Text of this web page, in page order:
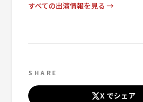
すべての出演情報を見る →
SHARE
X でシェア